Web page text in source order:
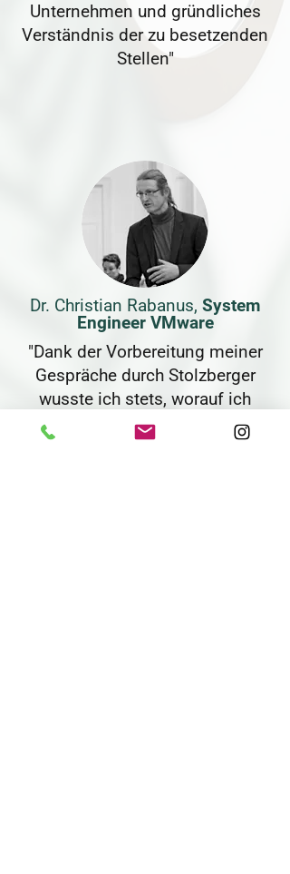
Unternehmen und gründliches
Verständnis der zu besetzenden
Stellen"
Dr. Christian Rabanus, System
Engineer VMware
"Dank der Vorbereitung meiner
Gespräche durch Stolzberger
wusste ich stets, worauf ich
mich einlasse und wurde nicht
überrascht. Der gesamte Prozess